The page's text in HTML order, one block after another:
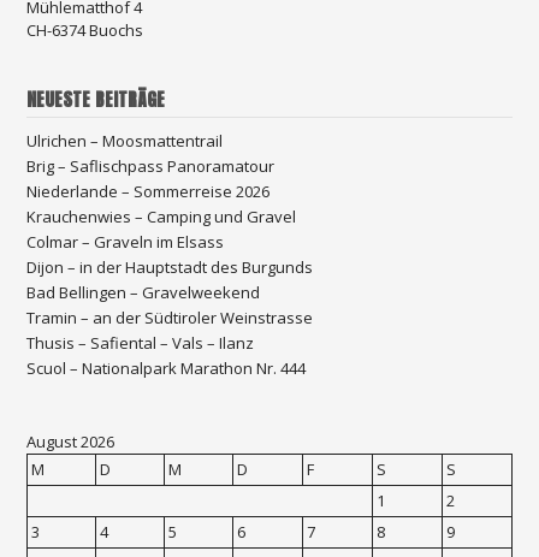
Mühlematthof 4
CH-6374 Buochs
NEUESTE BEITRÄGE
Ulrichen – Moosmattentrail
Brig – Saflischpass Panoramatour
Niederlande – Sommerreise 2026
Krauchenwies – Camping und Gravel
Colmar – Graveln im Elsass
Dijon – in der Hauptstadt des Burgunds
Bad Bellingen – Gravelweekend
Tramin – an der Südtiroler Weinstrasse
Thusis – Safiental – Vals – Ilanz
Scuol – Nationalpark Marathon Nr. 444
August 2026
M
D M D F S
S
1
2
3
4 5 6 7 8
9